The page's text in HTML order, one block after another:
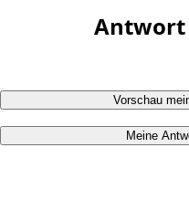
Antwort
Vorschau
Meine